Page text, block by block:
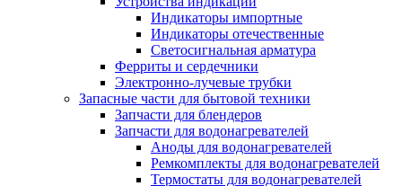
Индикаторы импортные
Индикаторы отечественные
Светосигнальная арматура
Ферриты и сердечники
Электронно-лучевые трубки
Запасные части для бытовой техники
Запчасти для блендеров
Запчасти для водонагревателей
Аноды для водонагревателей
Ремкомплекты для водонагревателей
Термостаты для водонагревателей